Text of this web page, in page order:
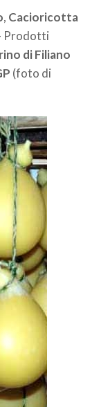
, Cacioricotta
Prodotti
di Filiano
(foto di